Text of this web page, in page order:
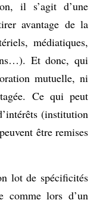
il s’agit d’une
avantage de la
médiatiques,
Et donc, qui
mutuelle, ni
Ce qui peut
(institution
être remises
lot de spécificités
comme lors d’un